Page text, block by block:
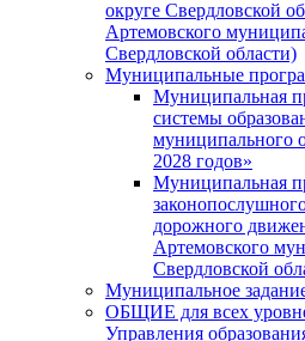
округе Свердловской
Артемовского
Свердловской области)
Муниципальные
Муниципальная
системы
муниципального
2028 годов»
Муниципальная
дорожного
Артемовского
Свердловской
Муниципальное
ОБЩИЕ для всех
Управления